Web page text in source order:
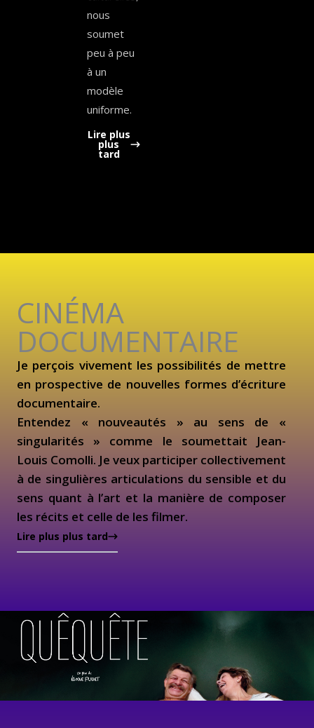
nous
soumet
peu à peu
à un
modèle
uniforme.
Lire plus
plus
tard
CINÉMA
DOCUMENTAIRE
Je perçois vivement les possibilités de mettre
en prospective de nouvelles formes d’écriture
documentaire.
Entendez « nouveautés » au sens de «
singularités » comme le soumettait Jean-
Louis Comolli. Je veux participer collectivement
à de singulières articulations du sensible et du
sens quant à l’art et la manière de composer
les récits et celle de les filmer.
Lire plus plus tard